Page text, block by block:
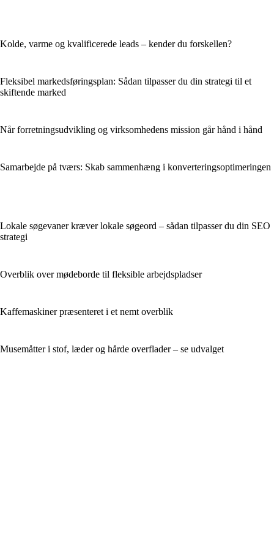
Kolde, varme og kvalificerede leads – kender du forskellen?
Fleksibel markedsføringsplan: Sådan tilpasser du din strategi til et
skiftende marked
Når forretningsudvikling og virksomhedens mission går hånd i hånd
Samarbejde på tværs: Skab sammenhæng i konverteringsoptimeringen
Lokale søgevaner kræver lokale søgeord – sådan tilpasser du din SEO
strategi
Overblik over mødeborde til fleksible arbejdspladser
Kaffemaskiner præsenteret i et nemt overblik
Musemåtter i stof, læder og hårde overflader – se udvalget